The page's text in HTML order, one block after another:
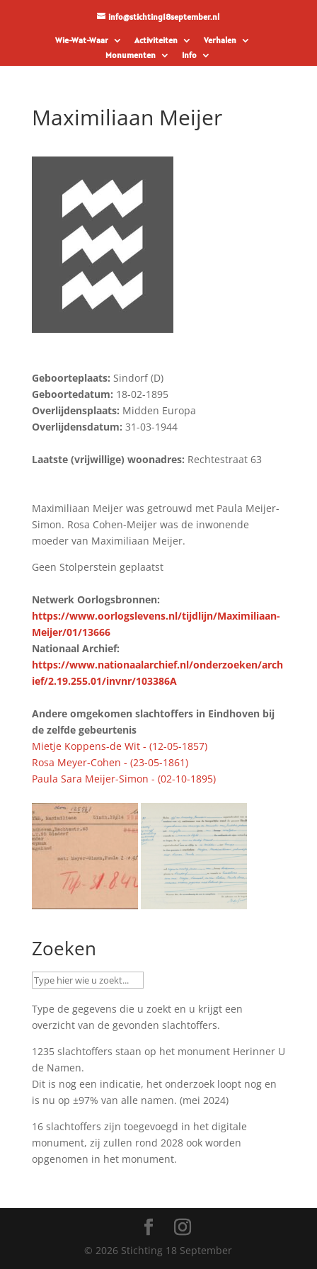
info@stichting18september.nl
Wie-Wat-Waar Activiteiten
Verhalen
Monumenten
Info
Maximiliaan Meijer
Geboorteplaats: Sindorf (D)
Geboortedatum: 18-02-1895
Overlijdensplaats: Midden Europa
Overlijdensdatum: 31-03-1944
Laatste (vrijwillige) woonadres: Rechtestraat 63
Maximiliaan Meijer was getrouwd met Paula Meijer-
Simon. Rosa Cohen-Meijer was de inwonende
moeder van Maximiliaan Meijer.
Geen Stolperstein geplaatst
Netwerk Oorlogsbronnen:
https://www.oorlogslevens.nl/tijdlijn/Maximiliaan-
Meijer/01/13666
Nationaal Archief:
https://www.nationaalarchief.nl/onderzoeken/arch
ief/2.19.255.01/invnr/103386A
Andere omgekomen slachtoffers in Eindhoven bij
de zelfde gebeurtenis
Mietje Koppens-de Wit - (12-05-1857)
Rosa Meyer-Cohen - (23-05-1861)
Paula Sara Meijer-Simon - (02-10-1895)
Zoeken
Type de gegevens die u zoekt en u krijgt een
overzicht van de gevonden slachtoffers.
1235 slachtoffers staan op het monument Herinner U
de Namen.
Dit is nog een indicatie, het onderzoek loopt nog en
is nu op ±97% van alle namen. (mei 2024)
16 slachtoffers zijn toegevoegd in het digitale
monument, zij zullen rond 2028 ook worden
opgenomen in het monument.
© 2026 Stichting 18 September